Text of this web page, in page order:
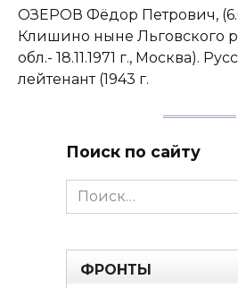
ОЗЕРОВ Фёдор Петрович,
Клишино ныне Льговского
обл.- 18.11.1971 г., Москва).
лейтенант (1943 г.
Поиск по сайту
Search
for:
ФРОНТЫ